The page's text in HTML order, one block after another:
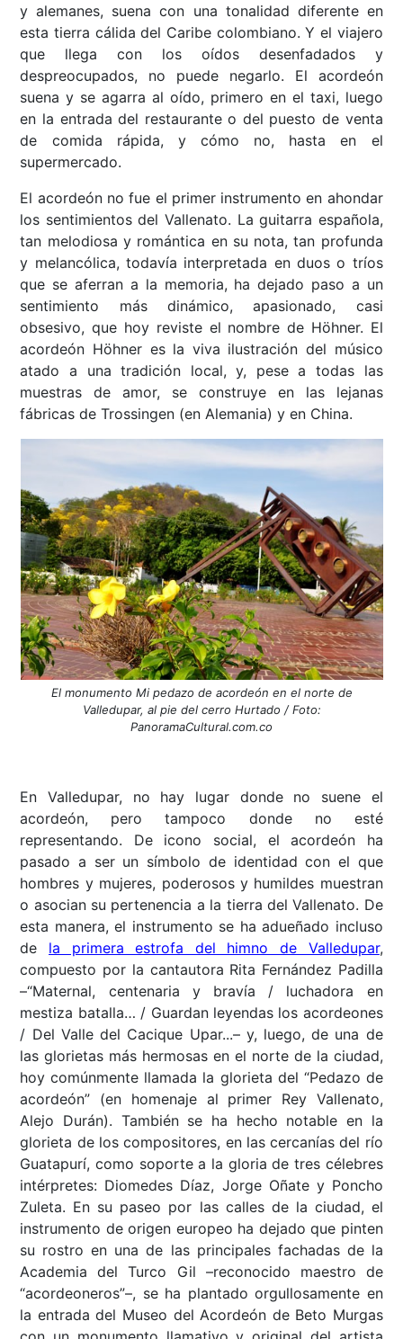
y alemanes, suena con una tonalidad diferente en
esta tierra cálida del Caribe colombiano. Y el viajero
que llega con los oídos desenfadados y
despreocupados, no puede negarlo. El acordeón
suena y se agarra al oído, primero en el taxi, luego
en la entrada del restaurante o del puesto de venta
de comida rápida, y cómo no, hasta en el
supermercado.
El acordeón no fue el primer instrumento en ahondar
los sentimientos del Vallenato. La guitarra española,
tan melodiosa y romántica en su nota, tan profunda
y melancólica, todavía interpretada en duos o tríos
que se aferran a la memoria, ha dejado paso a un
sentimiento más dinámico, apasionado, casi
obsesivo, que hoy reviste el nombre de Höhner. El
acordeón Höhner es la viva ilustración del músico
atado a una tradición local, y, pese a todas las
muestras de amor, se construye en las lejanas
fábricas de Trossingen (en Alemania) y en China.
El monumento Mi pedazo de acordeón en el norte de
Valledupar, al pie del cerro Hurtado / Foto:
PanoramaCultural.com.co
En Valledupar, no hay lugar donde no suene el
acordeón, pero tampoco donde no esté
representando. De icono social, el acordeón ha
pasado a ser un símbolo de identidad con el que
hombres y mujeres, poderosos y humildes muestran
o asocian su pertenencia a la tierra del Vallenato. De
esta manera, el instrumento se ha adueñado incluso
de la primera estrofa del himno de Valledupar,
compuesto por la cantautora Rita Fernández Padilla
–“Maternal, centenaria y bravía / luchadora en
mestiza batalla… / Guardan leyendas los acordeones
/ Del Valle del Cacique Upar...– y, luego, de una de
las glorietas más hermosas en el norte de la ciudad,
hoy comúnmente llamada la glorieta del “Pedazo de
acordeón” (en homenaje al primer Rey Vallenato,
Alejo Durán). También se ha hecho notable en la
glorieta de los compositores, en las cercanías del río
Guatapurí, como soporte a la gloria de tres célebres
intérpretes: Diomedes Díaz, Jorge Oñate y Poncho
Zuleta. En su paseo por las calles de la ciudad, el
instrumento de origen europeo ha dejado que pinten
su rostro en una de las principales fachadas de la
Academia del Turco Gil –reconocido maestro de
“acordeoneros”–, se ha plantado orgullosamente en
la entrada del Museo del Acordeón de Beto Murgas